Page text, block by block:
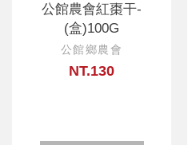
公館農會紅棗干-
(盒)100G
公館鄉農會
NT.130